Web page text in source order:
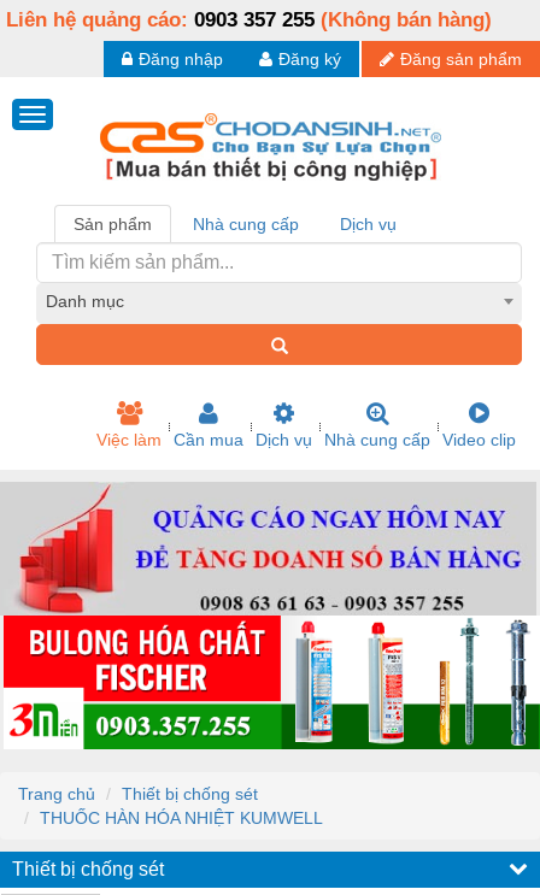
Liên hệ quảng cáo: 0903 357 255 (Không bán hàng)
Đăng sản phẩm
Đăng ký
Đăng nhập
Sản phẩm Nhà cung cấp Dịch vụ
Danh mục
Việc làm Cần mua Dịch vụ Nhà cung cấp Video clip
Trang chủ
Thiết bị chống sét
THUỐC HÀN HÓA NHIỆT KUMWELL
Thiết bị chống sét